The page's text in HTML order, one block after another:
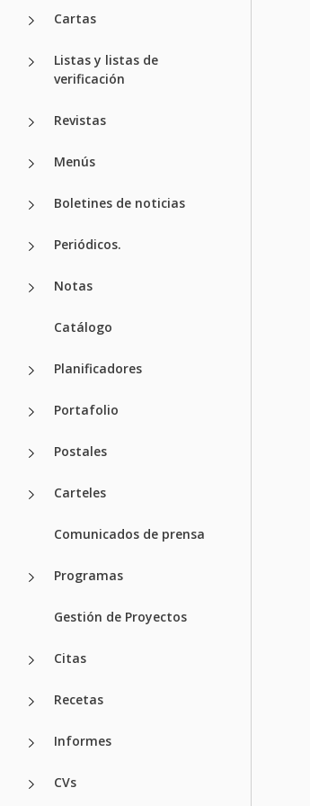
Cartas
Listas y listas de
verificación
Revistas
Menús
Boletines de noticias
Periódicos.
Notas
Catálogo
Planificadores
Portafolio
Postales
Carteles
Comunicados de prensa
Programas
Gestión de Proyectos
Citas
Recetas
Informes
CVs